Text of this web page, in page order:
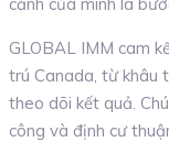
GLOBAL IMM cam
trú Canada, từ khâu
theo dõi kết quả.
công và định cư